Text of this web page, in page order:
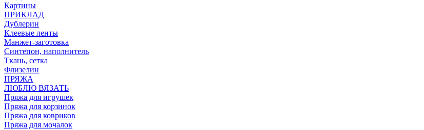
Картины
ПРИКЛАД
Дублерин
Клеевые ленты
Манжет-заготовка
Синтепон, наполнитель
Ткань, сетка
Флизелин
ПРЯЖА
ЛЮБЛЮ ВЯЗАТЬ
Пряжа для игрушек
Пряжа для корзинок
Пряжа для ковриков
Пряжа для мочалок